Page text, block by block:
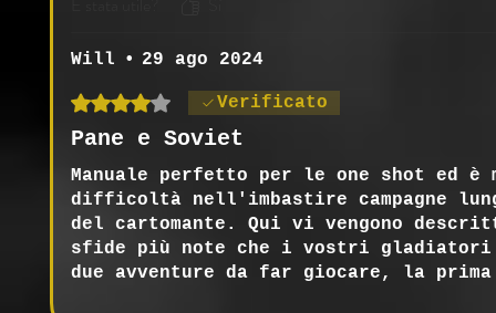
Will • 29 ago 2024
Valutazione 4 stelle su 5.Verificato
Pane e Soviet
Manuale perfetto per le one shot ed è
difficoltà nell'imbastire campagne
del cartomante. Qui vi vengono
sfide più note che i vostri gladiatori
due avventure da far giocare, la